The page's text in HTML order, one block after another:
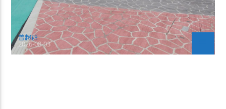
曾超群
2026-08-03